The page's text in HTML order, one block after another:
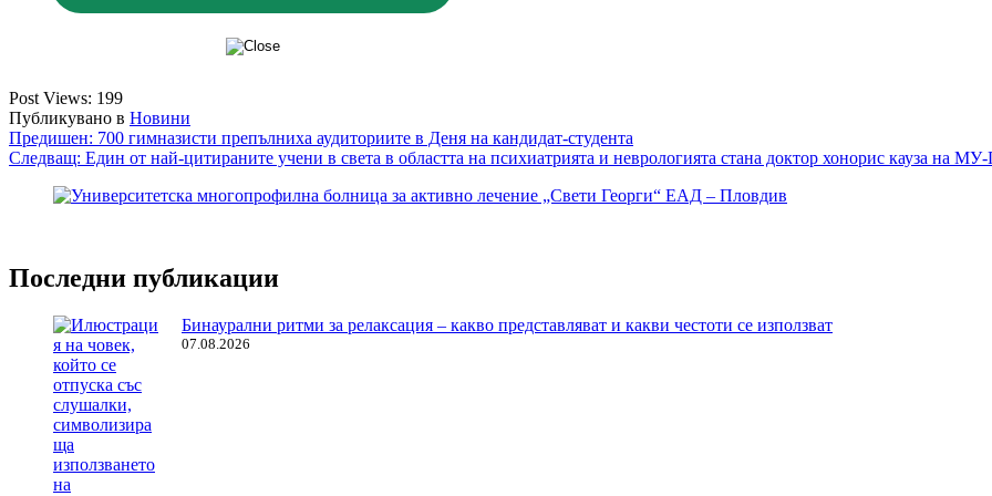
Post Views: 199
Публикувано в Новини
Навигация
Предишен: 700 гимназисти препълниха аудиториите в Деня на кандидат-студента
Следващ: Един от най-цитираните учени в света в областта на психиатрията и неврологията стана доктор хонорис кауза на
Последни публикации
Бинаурални ритми за релаксация – какво представляват и какви честоти се използват
07.08.2026